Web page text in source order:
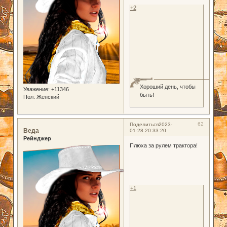
Уважение: +11346
Пол: Женский
Хороший день, чтобы
быть!
+2
Поделиться 62
2023-
01-28 20:33:20
Веда
Рейнджер
Плюха за рулем трактора!
+1